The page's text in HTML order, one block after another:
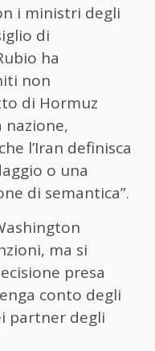
i ministri degli
di
ha
non
di Hormuz
nazione,
l’Iran definisca
o una
di semantica”.
ma si
presa
conto degli
partner degli